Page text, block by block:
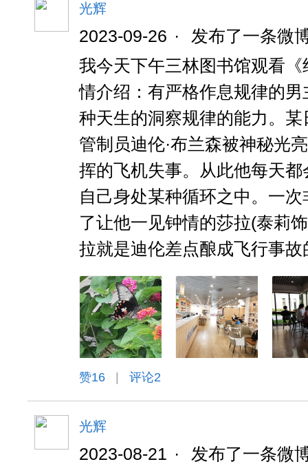
光辉
2023-09-26 ·
发布了一条微
我今天下午三林图书馆观看
情介绍：有严格作息规律的
种天生的洞察规律的能力。
管制员迪伦·布兰森被神秘光
挥的飞机失事。从此他每天
自己身处某种循环之中。一
了让他一见钟情的莎拉(泰莉
拉就是迪伦差点酿成飞行事
赞16 评论2
光辉
2023-08-21 ·
发布了一条微